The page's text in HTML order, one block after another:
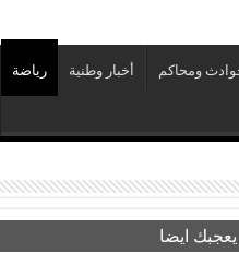
ومحاكم أخبار وطنية رياضة
ايضا